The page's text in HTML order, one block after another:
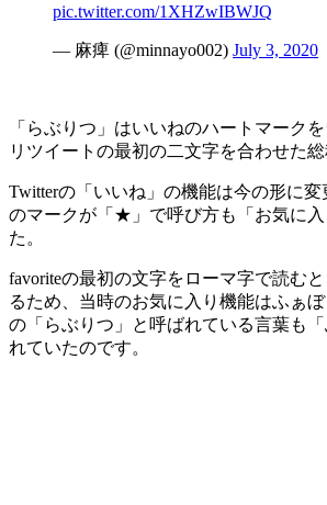
pic.twitter.com/1XHZwIBWJQ
— 麻痺 (@minnayo002) July 3, 2020
「らぶりつ」はいいねのハートマーク
リツイートの最初の二文字を合わせた総
Twitterの「いいね」の機能は今の形に
のマークが「★」で呼び方も「お気に入
た。
favoriteの最初の文字をローマ字で読む
るため、当時のお気に入り機能はふぁ
の「らぶりつ」と呼ばれている言葉も
れていたのです。